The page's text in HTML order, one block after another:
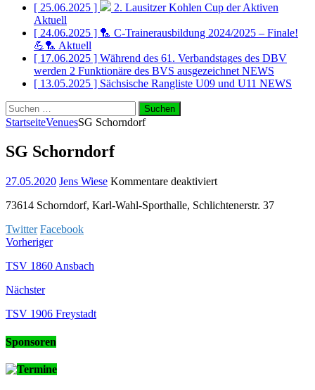
[ 25.06.2025 ]
2. Lausitzer Kohlen Cup der Aktiven
Aktuell
[ 24.06.2025 ] 🏸 C-Trainerausbildung 2024/2025 – Finale!
💪🏸 Aktuell
[ 17.06.2025 ] Während des 61. Verbandstages des DBV
werden 2 Funktionäre des BVS ausgezeichnet NEWS
[ 13.05.2025 ] Sächsische Rangliste U09 und U11 NEWS
Suchen
nach:
StartseiteVenuesSG Schorndorf
SG Schorndorf
27.05.2020 Jens Wiese Kommentare deaktiviertfür
Schorndorf
73614 Schorndorf, Karl-Wahl-Sporthalle, Schlichtenerstr. 37
Twitter Facebook
Vorheriger
TSV 1860 Ansbach
Nächster
TSV 1906 Freystadt
Sponsoren
Termine